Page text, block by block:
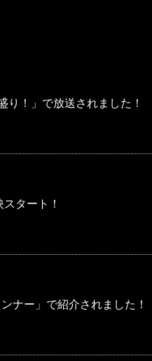
！」で放送されました！
タート！
ナー」で紹介されました！